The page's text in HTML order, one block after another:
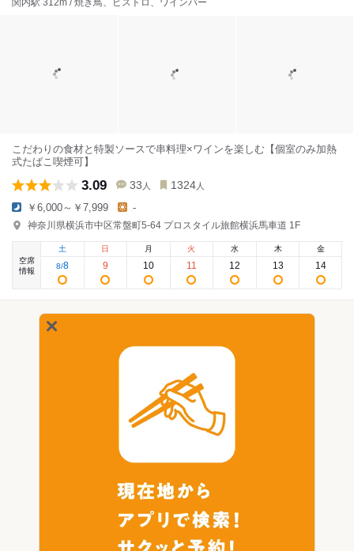
関内駅 312m / 焼き鳥、ビストロ、ワインバー
こだわりの食材と特製ソースで串料理×ワインを楽しむ【個室のみ加熱
式たばこ喫煙可】
3.09 33 人 1324 人
￥6,000～￥7,999 -
神奈川県横浜市中区常盤町5-64 プロスタイル旅館横浜馬車道 1F
空席
情報
土
8/8
日
9
月
10
火
11
水
12
木
13
金
14